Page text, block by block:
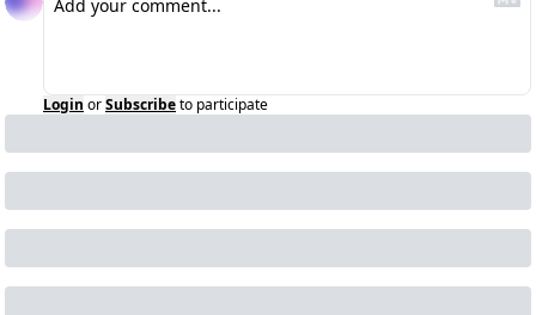
Login orSubscribeto participate